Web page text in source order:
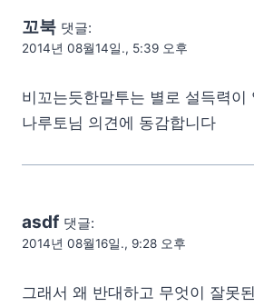
꼬북 댓글:
2014년 08월14일., 5:39 오후
비꼬는듯한말투는 별로 설득력이
나루토님 의견에 동감합니다
asdf 댓글:
2014년 08월16일., 9:28 오후
그래서 왜 반대하고 무엇이 잘못